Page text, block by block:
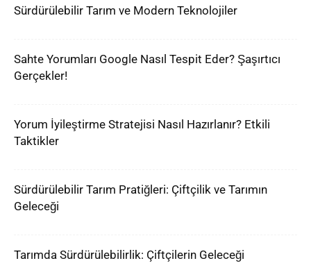
Sürdürülebilir Tarım ve Modern Teknolojiler
Sahte Yorumları Google Nasıl Tespit Eder? Şaşırtıcı
Gerçekler!
Yorum İyileştirme Stratejisi Nasıl Hazırlanır? Etkili
Taktikler
Sürdürülebilir Tarım Pratiğleri: Çiftçilik ve Tarımın
Geleceği
Tarımda Sürdürülebilirlik: Çiftçilerin Geleceği